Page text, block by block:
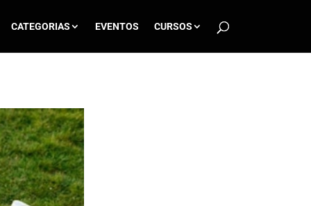
CATEGORIAS EVENTOS CURSOS